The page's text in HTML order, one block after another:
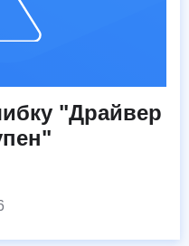
"Драйвер